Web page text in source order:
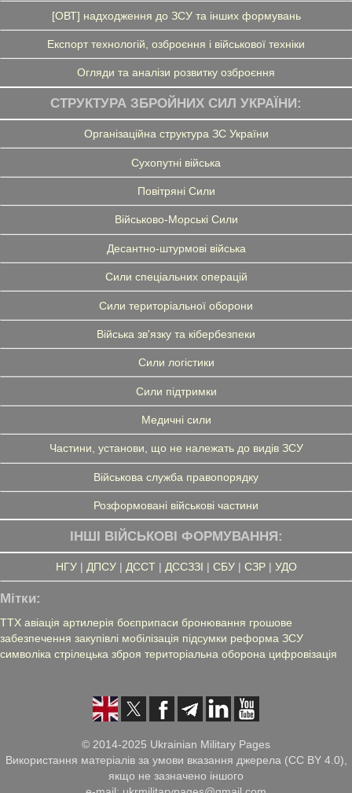
[ОВТ] надходження до ЗСУ та інших формувань
Експорт технологій, озброєння і військової техніки
Огляди та аналізи розвитку озброєння
СТРУКТУРА ЗБРОЙНИХ СИЛ УКРАЇНИ:
Організаційна структура ЗС України
Сухопутні війська
Повітряні Сили
Військово-Морські Сили
Десантно-штурмові війська
Сили спеціальних операцій
Сили територіальної оборони
Війська зв'язку та кібербезпеки
Сили логістики
Сили підтримки
Медичні сили
Частини, установи, що не належать до видів ЗСУ
Військова служба правопорядку
Розформовані військові частини
ІНШІ ВІЙСЬКОВІ ФОРМУВАННЯ:
НГУ| ДПСУ| ДССТ| ДССЗЗІ | СБУ| СЗР| УДО
Мітки:
ТТХ авіація артилерія боєприпаси бронювання грошове
забезпечення закупівлі мобілізація підсумки реформа ЗСУ
символіка стрілецька зброя територіальна оборона цифровізація
© 2014-2025 Ukrainian Military Pages
Використання матеріалів за умови вказання джерела (CC BY 4.0),
якщо не зазначено іншого